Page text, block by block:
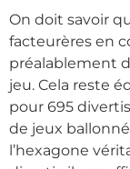
On doit savoir
facteurères en
préalablement
jeu. Cela reste
pour 695
de jeux
l’hexagone